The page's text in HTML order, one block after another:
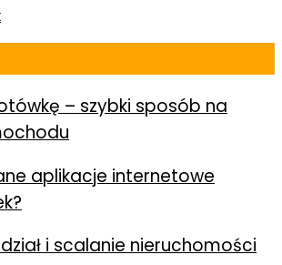
– szybki sposób na
aplikacje internetowe
i scalanie nieruchomości